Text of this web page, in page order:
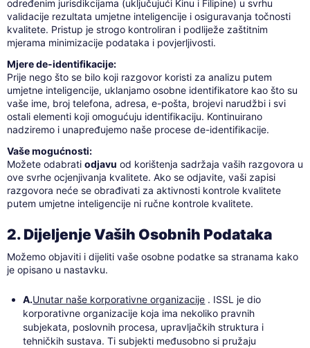
određenim jurisdikcijama (uključujući Kinu i Filipine) u svrhu
validacije rezultata umjetne inteligencije i osiguravanja točnosti
kvalitete. Pristup je strogo kontroliran i podliježe zaštitnim
mjerama minimizacije podataka i povjerljivosti.
Mjere de-identifikacije:
Prije nego što se bilo koji razgovor koristi za analizu putem
umjetne inteligencije, uklanjamo osobne identifikatore kao što su
vaše ime, broj telefona, adresa, e-pošta, brojevi narudžbi i svi
ostali elementi koji omogućuju identifikaciju. Kontinuirano
nadziremo i unapređujemo naše procese de-identifikacije.
Vaše mogućnosti:
Možete odabrati odjavu od korištenja sadržaja vaših razgovora u
ove svrhe ocjenjivanja kvalitete. Ako se odjavite, vaši zapisi
razgovora neće se obrađivati za aktivnosti kontrole kvalitete
putem umjetne inteligencije ni ručne kontrole kvalitete.
2. Dijeljenje Vaših Osobnih Podataka
Možemo objaviti i dijeliti vaše osobne podatke sa stranama kako
je opisano u nastavku.
A.Unutar naše korporativne organizacije . ISSL je dio
korporativne organizacije koja ima nekoliko pravnih
subjekata, poslovnih procesa, upravljačkih struktura i
tehničkih sustava. Ti subjekti međusobno si pružaju